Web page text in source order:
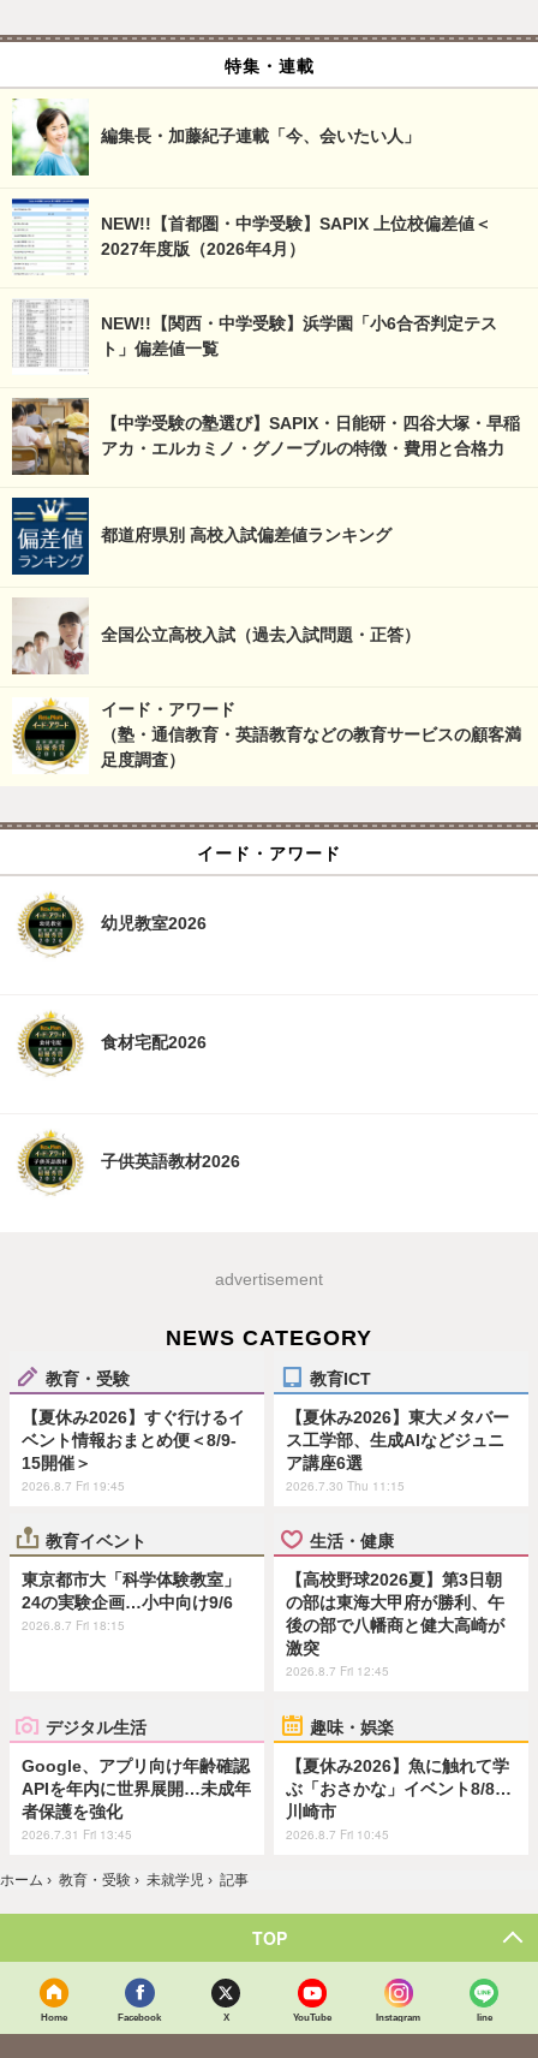
特集・連載
編集長・加藤紀子連載「今、会いたい人」
NEW!!【首都圏・中学受験】SAPIX 上位校偏差値＜
2027年度版（2026年4月）
NEW!!【関西・中学受験】浜学園「小6合否判定テス
ト」偏差値一覧
【中学受験の塾選び】SAPIX・日能研・四谷大塚・早稲
アカ・エルカミノ・グノーブルの特徴・費用と合格力
都道府県別 高校入試偏差値ランキング
全国公立高校入試（過去入試問題・正答）
イード・アワード
（塾・通信教育・英語教育などの教育サービスの顧客満
足度調査）
イード・アワード
幼児教室2026
食材宅配2026
子供英語教材2026
advertisement
NEWS CATEGORY
教育・受験
【夏休み2026】すぐ行けるイ
ベント情報おまとめ便＜8/9-
15開催＞
2026.8.7 Fri 19:45
教育ICT
【夏休み2026】東大メタバー
ス工学部、生成AIなどジュニ
ア講座6選
2026.7.30 Thu 11:15
教育イベント
東京都市大「科学体験教室」
24の実験企画…小中向け9/6
2026.8.7 Fri 18:15
生活・健康
【高校野球2026夏】第3日朝
の部は東海大甲府が勝利、午
後の部で八幡商と健大高崎が
激突
2026.8.7 Fri 12:45
デジタル生活
Google、アプリ向け年齢確認
APIを年内に世界展開…未成年
者保護を強化
2026.7.31 Fri 13:45
趣味・娯楽
【夏休み2026】魚に触れて学
ぶ「おさかな」イベント8/8…
川崎市
2026.8.7 Fri 10:45
ホーム › 教育・受験 › 未就学児 › 記事
TOP
Home Facebook X YouTube Instagram line